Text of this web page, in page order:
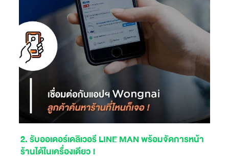
2. รับออเดอร์เดลิเวอรี LINE MAN พร้อมจัดการหน้า
ร้านได้ในเครื่องเดียว !